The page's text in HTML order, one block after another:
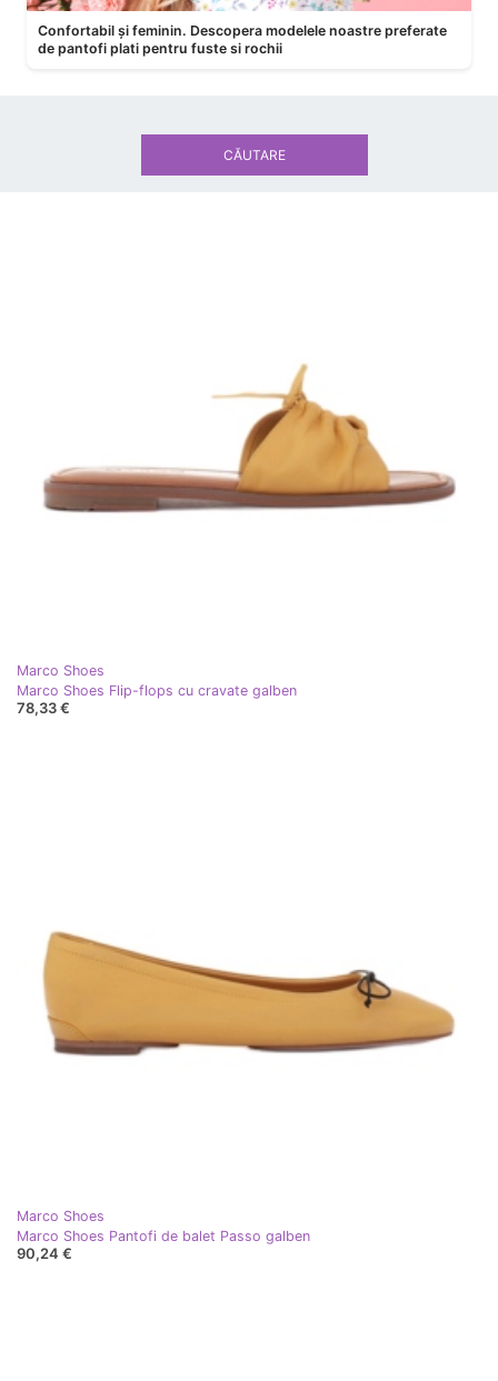
Confortabil și feminin. Descopera modelele noastre preferate
de pantofi plati pentru fuste si rochii
Marco Shoes
Marco Shoes Flip-flops cu cravate galben
78,33 €
Marco Shoes
Marco Shoes Pantofi de balet Passo galben
90,24 €
CĂUTARE